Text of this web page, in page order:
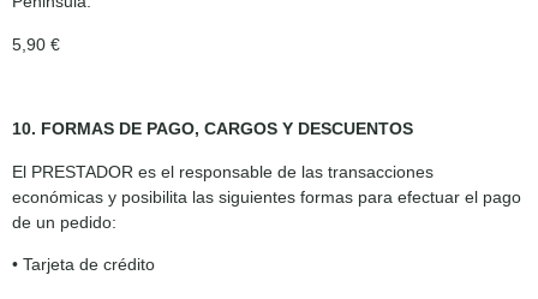
5,90 €
10. FORMAS DE PAGO, CARGOS Y DESCUENTOS
El PRESTADOR es el responsable de las transacciones
económicas y posibilita las siguientes formas para efectuar el pago
de un pedido:
• Tarjeta de crédito